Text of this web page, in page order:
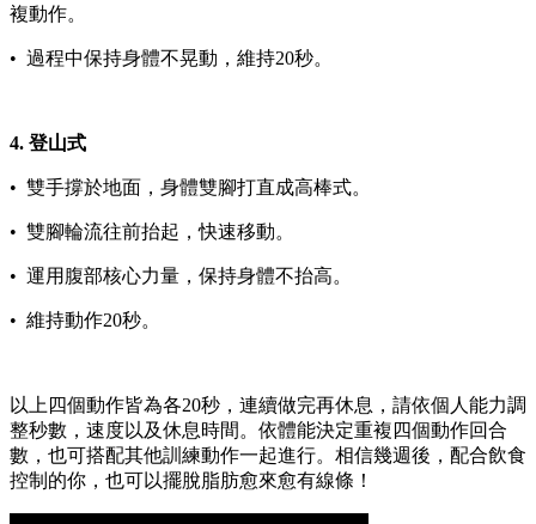
複動作。
• 過程中保持身體不晃動，維持20秒。
4. 登山式
• 雙手撐於地面，身體雙腳打直成高棒式。
• 雙腳輪流往前抬起，快速移動。
• 運用腹部核心力量，保持身體不抬高。
• 維持動作20秒。
以上四個動作皆為各20秒，連續做完再休息，請依個人能力調
整秒數，速度以及休息時間。依體能決定重複四個動作回合
數，也可搭配其他訓練動作一起進行。相信幾週後，配合飲食
控制的你，也可以擺脫脂肪愈來愈有線條！